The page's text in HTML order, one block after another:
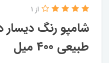
شامپو رنگ
طبیعی 400 میل
از 1